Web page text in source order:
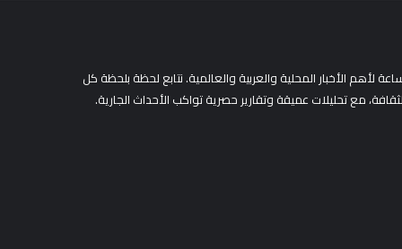
الأخبار المحلية والعربية والعالمية. نتابع لحظة بلحظة كل
مع تحليلات عميقة وتقارير حصرية تواكب الأحداث الجارية.